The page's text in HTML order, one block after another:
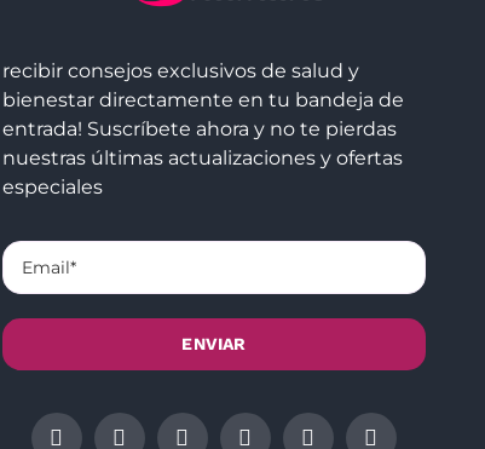
recibir consejos exclusivos de salud y
bienestar directamente en tu bandeja de
entrada! Suscríbete ahora y no te pierdas
nuestras últimas actualizaciones y ofertas
especiales